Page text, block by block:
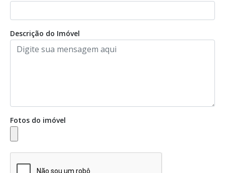
Descrição do Imóvel
Fotos do imóvel